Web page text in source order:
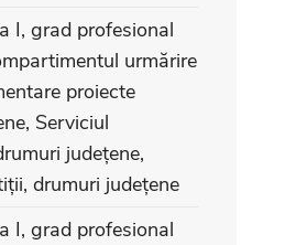
I, grad profesional
urmărire
proiecte
Serviciul
județene,
drumuri județene
I, grad profesional